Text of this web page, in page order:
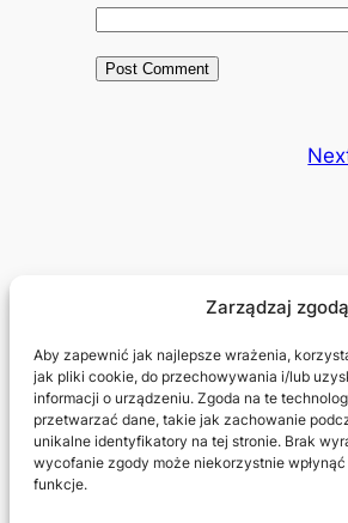
Zarządzaj zgodą
Aby zapewnić jak najlepsze wrażenia,
jak pliki cookie, do przechowywania i/lub
informacji o urządzeniu. Zgoda na te
przetwarzać dane, takie jak zachowanie
unikalne identyfikatory na tej stronie. Brak
wycofanie zgody może niekorzystnie
funkcje.
Adam Jagłowski
Marketing Freelancer
Projekty